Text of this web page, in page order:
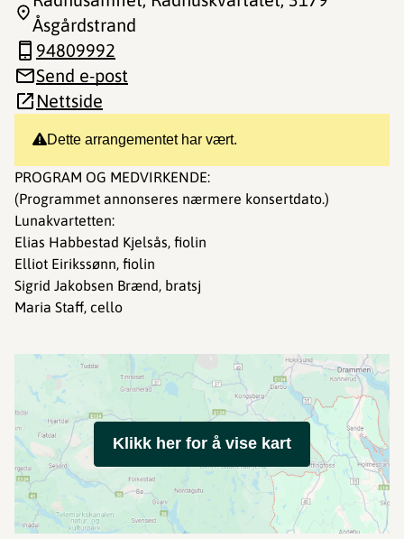
Dette arrangementet har vært.
PROGRAM OG MEDVIRKENDE:
(Programmet annonseres nærmere konsertdato.)
Lunakvartetten:
Elias Habbestad Kjelsås, fiolin
Elliot Eirikssønn, fiolin
Sigrid Jakobsen Brænd, bratsj
Maria Staff, cello
Åsgårdstrand
94809992
Send e-post
Nettside
Klikk her for å vise kart